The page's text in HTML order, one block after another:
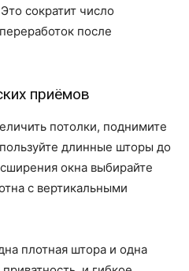
сократит число
после
приёмов
потолки, поднимите
длинные шторы до
окна выбирайте
с вертикальными
плотная штора и одна